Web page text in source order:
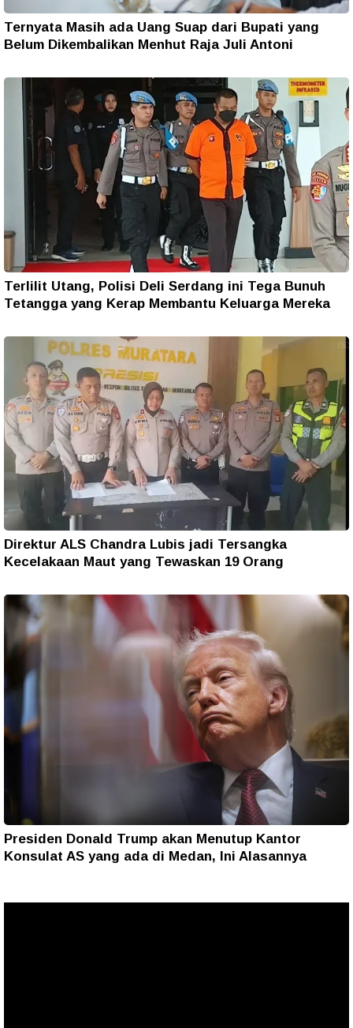
Ternyata Masih ada Uang Suap dari Bupati yang
Belum Dikembalikan Menhut Raja Juli Antoni
Terlilit Utang, Polisi Deli Serdang ini Tega Bunuh
Tetangga yang Kerap Membantu Keluarga Mereka
Direktur ALS Chandra Lubis jadi Tersangka
Kecelakaan Maut yang Tewaskan 19 Orang
Presiden Donald Trump akan Menutup Kantor
Konsulat AS yang ada di Medan, Ini Alasannya